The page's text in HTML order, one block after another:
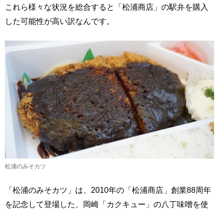
これら様々な状況を総合すると「松浦商店」の駅弁を購入
した可能性が高い訳なんです。
松浦のみそカツ
「松浦のみそカツ」は、2010年の「松浦商店」創業88周年
を記念して登場した、岡崎「カクキュー」の八丁味噌を使